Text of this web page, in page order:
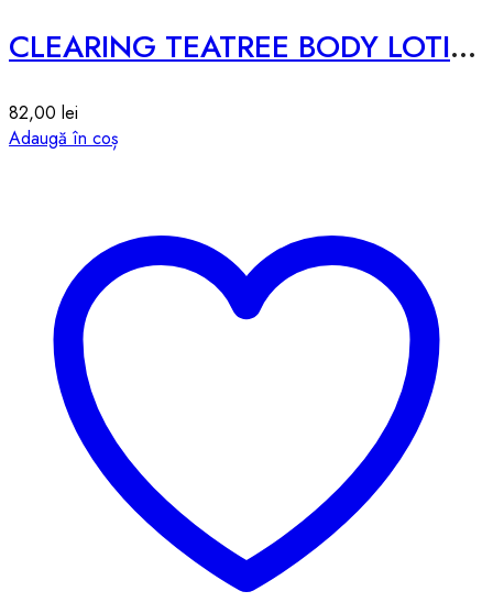
CLEARING TEATREE BODY LOTION
82,00 lei
Adaugă în coș